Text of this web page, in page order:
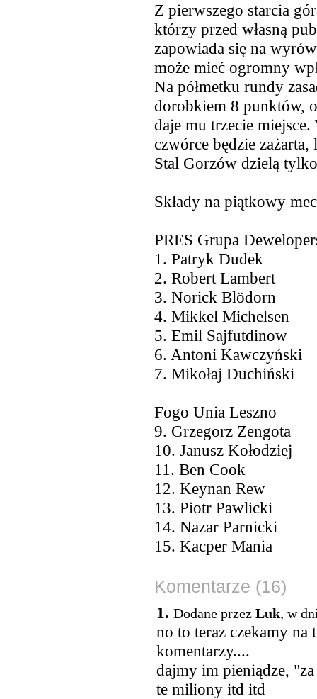
Z pierwszego starcia
którzy przed własną
zapowiada się na
może mieć ogromny
Na półmetku rundy
dorobkiem 8 punktów,
daje mu trzecie
czwórce będzie
Stal Gorzów dzielą
Składy na piątkowy
PRES Grupa
1. Patryk Dudek
2. Robert Lambert
3. Norick Blödorn
4. Mikkel Michelsen
5. Emil Sajfutdinow
6. Antoni Kawczyński
7. Mikołaj Duchiński
Fogo Unia Leszno
9. Grzegorz Zengota
10. Janusz Kołodziej
11. Ben Cook
12. Keynan Rew
13. Piotr Pawlicki
14. Nazar Parnicki
15. Kacper Mania
Komentarze (16)
1. Dodane przez Luk, w
no to teraz czekamy
komentarzy....
dajmy im pieniądze,
te miliony itd itd